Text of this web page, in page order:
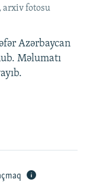
arxiv fotosu
Azərbaycan
Məlumatı